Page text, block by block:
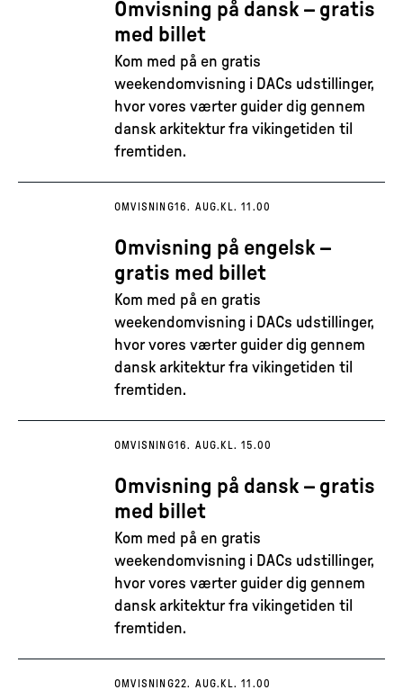
Omvisning på dansk – gratis
med billet
Kom med på en gratis
weekendomvisning i DACs udstillinger,
hvor vores værter guider dig gennem
dansk arkitektur fra vikingetiden til
fremtiden.
OMVISNING16. AUG. KL. 11.00
Omvisning på engelsk –
gratis med billet
Kom med på en gratis
weekendomvisning i DACs udstillinger,
hvor vores værter guider dig gennem
dansk arkitektur fra vikingetiden til
fremtiden.
OMVISNING16. AUG. KL. 15.00
Omvisning på dansk – gratis
med billet
Kom med på en gratis
weekendomvisning i DACs udstillinger,
hvor vores værter guider dig gennem
dansk arkitektur fra vikingetiden til
fremtiden.
OMVISNING22. AUG. KL. 11.00